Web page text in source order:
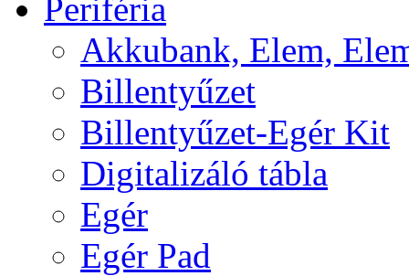
Periféria
Akkubank, Elem,
Billentyűzet
Billentyűzet-Egér Kit
Digitalizáló tábla
Egér
Egér Pad